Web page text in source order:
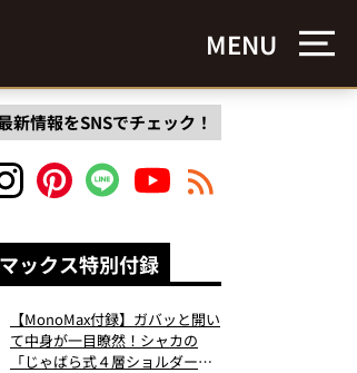
MENU
新情報をSNSでチェック！
ックス特別付録
【MonoMax付録】ガバッと開い
て中身が一目瞭然！シャカの
「じゃばら式４層ショルダーバ